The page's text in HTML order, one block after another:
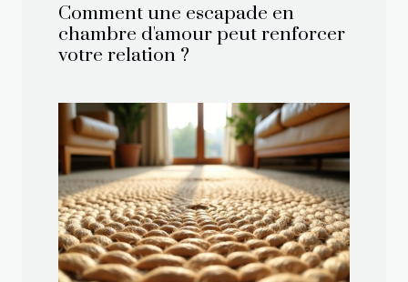
Comment une escapade en
chambre d'amour peut renforcer
votre relation ?